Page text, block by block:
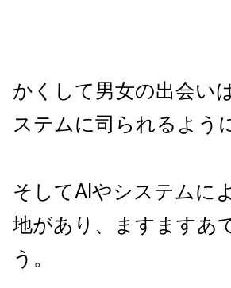
かくして男女の出会い
ステムに司られるよう
そしてAIやシステムに
地があり、ますますあ
う。